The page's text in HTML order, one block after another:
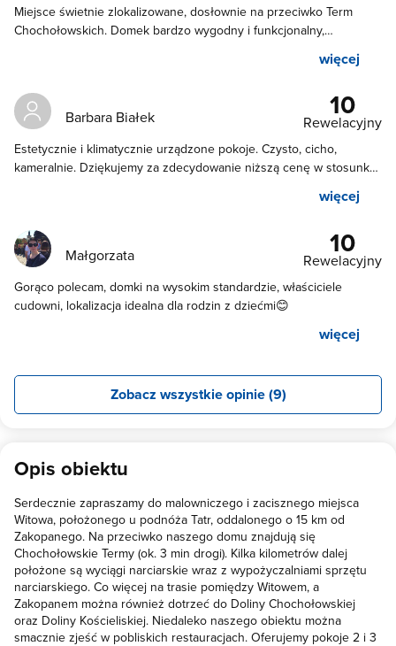
Miejsce świetnie zlokalizowane, dosłownie na przeciwko Term
Chochołowskich. Domek bardzo wygodny i funkcjonalny,
supermarket. Możliwość dotarcia do Zakopanego busikiem z
więcej
Barbara Białek 10
Rewelacyjny
Estetycznie i klimatycznie urządzone pokoje. Czysto, cicho,
kameralnie. Dziękujemy za zdecydowanie niższą cenę w stosunku
do umówionej i goszczenie w domku. Rzut beretem do TERM
CHOCHOŁOWSKICH. Świetne miejsce wypadkowe również dla
miejscowości. W tym do Zakopanego. Zdecydowanie polecamy.
więcej
Małgorzata 10
Rewelacyjny
Gorąco polecam, domki na wysokim standardzie, właściciele
cudowni, lokalizacja idealna dla rodzin z dziećmi😊
więcej
Zobacz wszystkie opinie (9)
Opis obiektu
Serdecznie zapraszamy do malowniczego i zacisznego miejsca
Witowa, położonego u podnóża Tatr, oddalonego o 15 km od
Zakopanego. Na przeciwko naszego domu znajdują się
Chochołowskie Termy (ok. 3 min drogi). Kilka kilometrów dalej
położone są wyciągi narciarskie wraz z wypożyczalniami sprzętu
narciarskiego. Co więcej na trasie pomiędzy Witowem, a
Zakopanem można również dotrzeć do Doliny Chochołowskiej
oraz Doliny Kościeliskiej. Niedaleko naszego obiektu można
smacznie zjeść w pobliskich restauracjach. Oferujemy pokoje 2 i 3